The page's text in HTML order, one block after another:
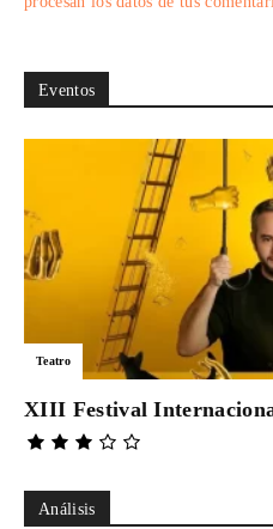
Eventos
Teatro
XIII Festival
Análisis